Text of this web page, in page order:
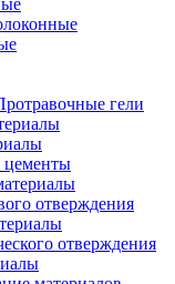
гели
отверждения
отверждения